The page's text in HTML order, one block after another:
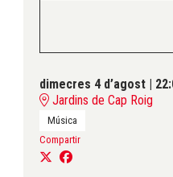
dimecres 4 d’agost |
Jardins de Cap Roig
Música
Compartir